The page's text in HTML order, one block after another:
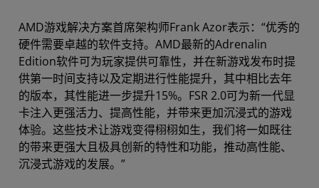
AMD游戏解决方案首席架构师Frank Azor表示：“优秀的
硬件需要卓越的软件支持。AMD最新的Adrenalin
Edition软件可为玩家提供可靠性，并在新游戏发布时提
供第一时间支持以及定期进行性能提升，其中相比去年
的版本，其性能进一步提升15%。FSR 2.0可为新一代显
卡注入更强活力、提高性能，并带来更加沉浸式的游戏
体验。这些技术让游戏变得栩栩如生，我们将一如既往
的带来更强大且极具创新的特性和功能，推动高性能、
沉浸式游戏的发展。”